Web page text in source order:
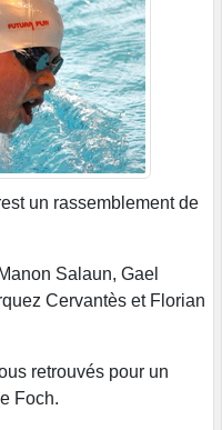
un rassemblement de
Salaun, Gael
Cervantès et Florian
retrouvés pour un
Foch.